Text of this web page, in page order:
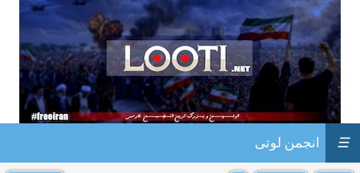
انجمن لوتی ☰